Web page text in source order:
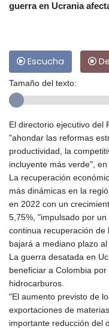
guerra en Ucrania
Escucha
Tamaño del texto:
El directorio ejecutivo del
"ahondar las reformas
productividad, la
incluyente más verde",
La recuperación
más dinámicas en la
en 2022 con un
5,75%, "impulsado por
continua recuperación de
bajará a mediano plazo al
La guerra desatada en
beneficiar a Colombia
hidrocarburos.
"El aumento previsto de
exportaciones de
importante reducción del